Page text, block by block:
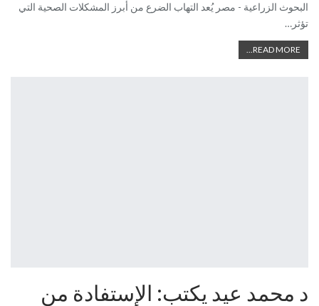
البحوث الزراعية - مصر يُعد التهاب الضرع من أبرز المشكلات الصحية التي
تؤثر…
READ MORE...
د محمد عيد يكتب: الإستفادة من